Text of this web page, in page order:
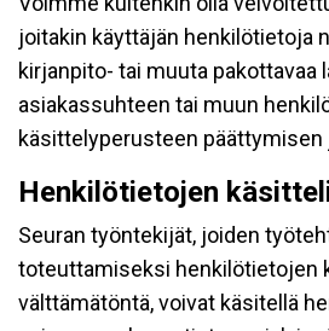
joitakin käyttäjän henkilötietoja
kirjanpito- tai muuta pakottavaa
asiakassuhteen tai muun
käsittelyperusteen päättymisen
Henkilötietojen
Seuran työntekijät, joiden
toteuttamiseksi henkilötietojen
välttämätöntä, voivat käsitellä